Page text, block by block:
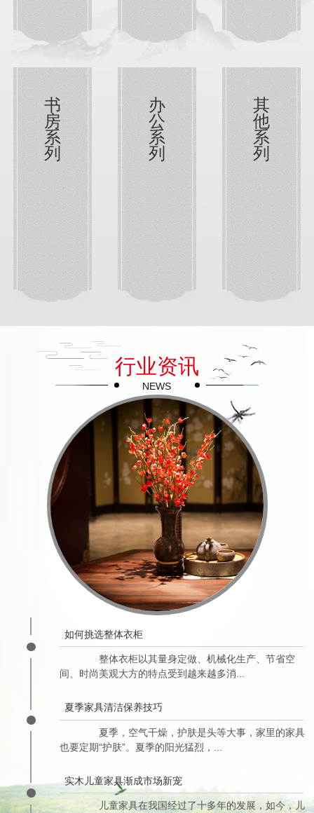
书
房
系
列
办
公
系
列
其
他
系
列
行业资讯
NEWS
如何挑选整体衣柜
整体衣柜以其量身定做、机械化生产、节省空
间、时尚美观大方的特点受到越来越多消...
夏季家具清洁保养技巧
夏季，空气干燥，护肤是头等大事，家里的家具
也要定期“护肤”。夏季的阳光猛烈，...
实木儿童家具渐成市场新宠
儿童家具在我国经过了十多年的发展，如今，儿